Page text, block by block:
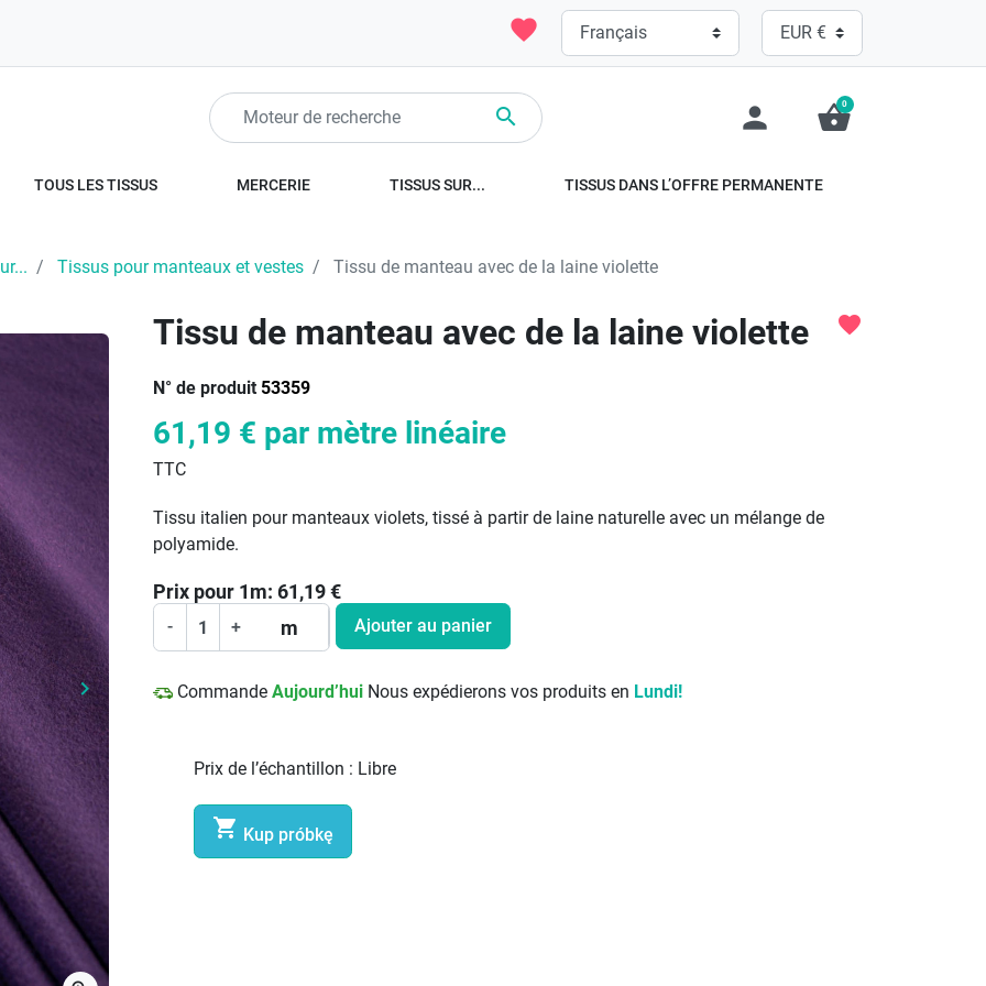
favorite
 person shopping_basket
0
TOUS LES TISSUS MERCERIE TISSUS SUR... TISSUS DANS L’OFFRE PERMANENTE
Tissus pour manteaux et vestes Tissu de manteau avec de la laine violette
Prochain
keyboard_arrow_right
Tissu de manteau avec de la laine violette
N° de produit 53359
favorite
61,19 € par mètre linéaire
TTC
Tissu italien pour manteaux violets, tissé à partir de laine naturelle avec un mélange de
polyamide.
Prix pour 1m: 61,19€
- + m Ajouter au panier
Commande Aujourd’hui Nous expédierons vos produits en Lundi!
Prix de l’échantillon : Libre
 Kup próbkę